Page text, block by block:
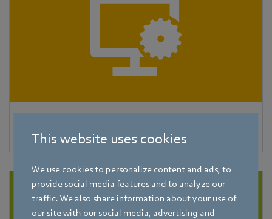
This website uses cookies
We use cookies to personalize content and ads, to
provide social media features and to analyze our
traffic. We also share information about your use of
our site with our social media, advertising and